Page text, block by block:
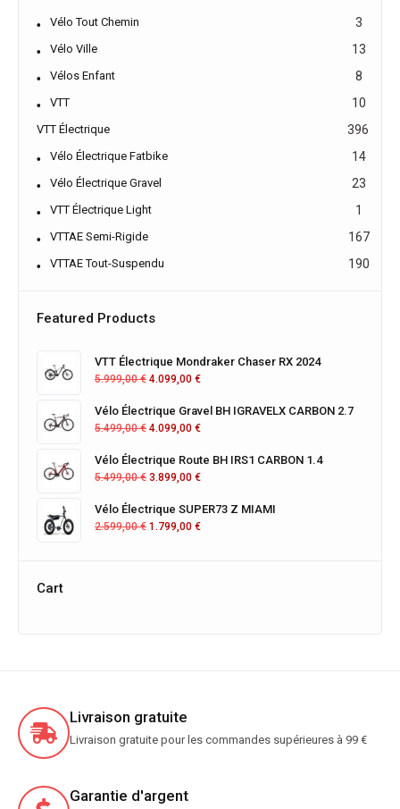
Vélo Tout Chemin 3
Vélo Ville 13
Vélos Enfant 8
VTT 10
VTT Électrique 396
Vélo Électrique Fatbike 14
Vélo Électrique Gravel 23
VTT Électrique Light 1
VTTAE Semi-Rigide 167
VTTAE Tout-Suspendu 190
Featured Products
VTT Électrique Mondraker Chaser RX 2024
5.999,00€ 4.099,00 €
Vélo Électrique Gravel BH IGRAVELX CARBON 2.7
5.499,00€ 4.099,00 €
Vélo Électrique Route BH IRS1 CARBON 1.4
5.499,00€ 3.899,00 €
Vélo Électrique SUPER73 Z MIAMI
2.599,00€ 1.799,00 €
Cart
Livraison gratuite
Livraison gratuite pour les commandes supérieures à 99 €
Garantie d'argent